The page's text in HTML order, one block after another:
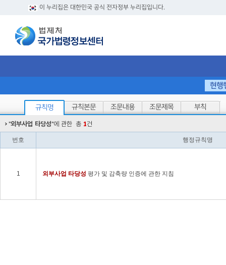
이 누리집은 대한민국 공식 전자정부 누리집입니다.
현행
규칙명 규칙본문 조문내용 조문제목 부칙
"외부사업 타당성"에 관한 총 1건
번호 행정규칙명
1 외부사업 타당성 평가 및 감축량 인증에 관한 지침